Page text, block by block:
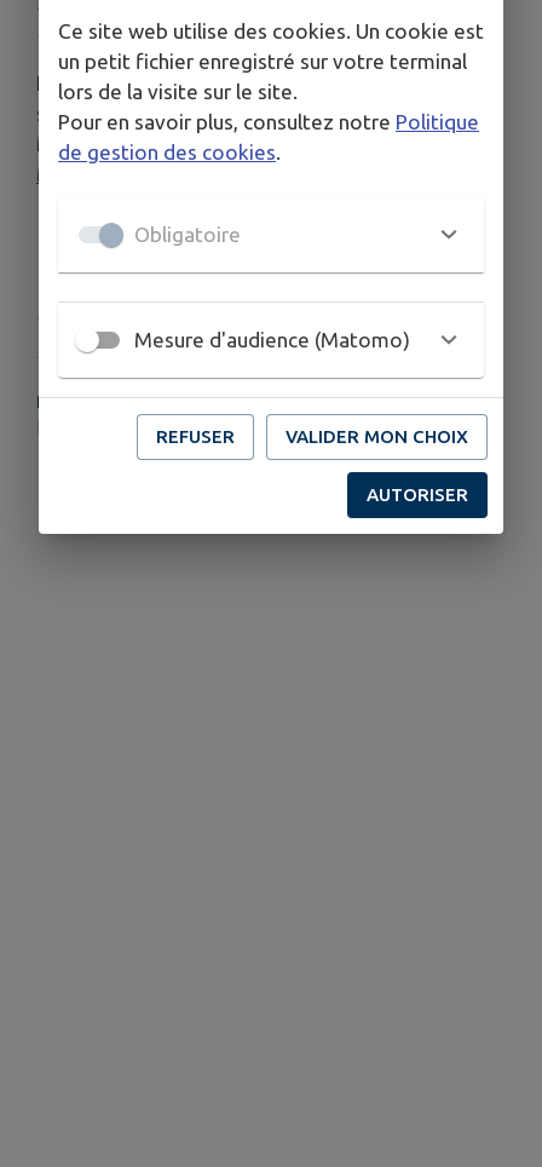
couvre 29 communes et 145 000 habitants.
Les inscriptions se font uniquement en ligne via le
site internet de Genevois français
Mobilité :Transports Scolaires Genevois Français
Mobilités - Genevois français Mobilités
PLUS D'INFORMATIONS
Ce site web utilise des cookies. Un cookie est
un petit fichier enregistré sur votre terminal
lors de la visite sur le site.
Pour en savoir plus, consultez notre Politique
de gestion des cookies
Obligatoire
Mesure d'audience (Matomo)
REFUSER VALIDER MON CHOIX
AUTORISER